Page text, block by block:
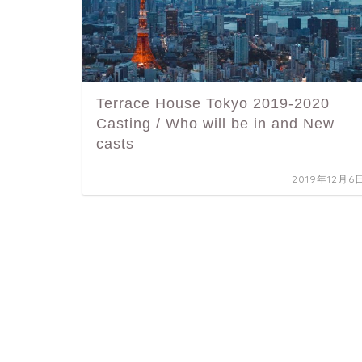
Terrace House Tokyo 2019-2020
Casting / Who will be in and New
casts
2019年12月6